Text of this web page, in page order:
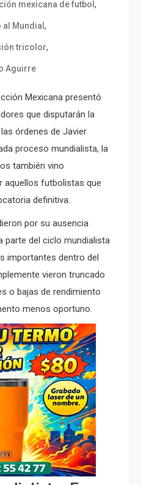
mexicana de futbol ,
Mundial ,
tricolor,
Aguirre
Mexicana presentó
que disputarán la
órdenes de Javier
proceso mundialista, la
también vino
aquellos futbolistas que
definitiva.
por su ausencia
parte del ciclo mundialista
importantes dentro del
vieron truncado
o bajas de rendimiento
menos oportuno.